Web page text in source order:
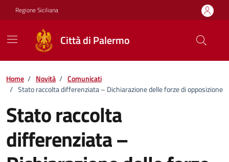
Vai ai contenuti
Vai al footer
Regione Siciliana
Città di Palermo
Home / Novità / Comunicati
/ Stato raccolta differenziata – Dichiarazione delle forze di opposizione
Stato raccolta
differenziata –